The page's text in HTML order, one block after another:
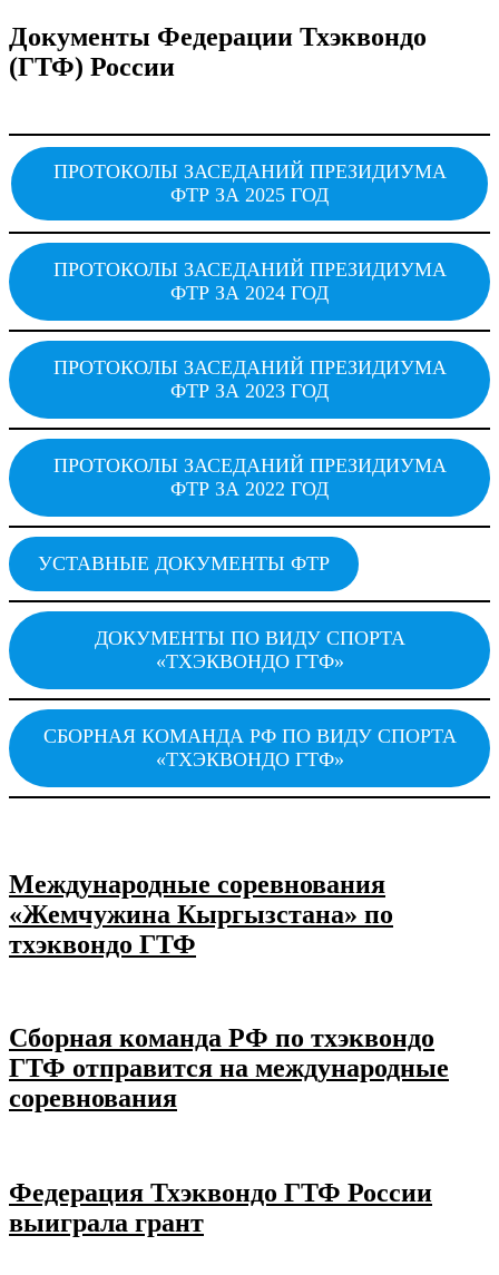
Документы Федерации Тхэквондо
(ГТФ) России
ПРОТОКОЛЫ ЗАСЕДАНИЙ ПРЕЗИДИУМА
ФТР ЗА 2025 ГОД
ПРОТОКОЛЫ ЗАСЕДАНИЙ ПРЕЗИДИУМА
ФТР ЗА 2024 ГОД
ПРОТОКОЛЫ ЗАСЕДАНИЙ ПРЕЗИДИУМА
ФТР ЗА 2023 ГОД
ПРОТОКОЛЫ ЗАСЕДАНИЙ ПРЕЗИДИУМА
ФТР ЗА 2022 ГОД
УСТАВНЫЕ ДОКУМЕНТЫ ФТР
ДОКУМЕНТЫ ПО ВИДУ СПОРТА
«ТХЭКВОНДО ГТФ»
СБОРНАЯ КОМАНДА РФ ПО ВИДУ СПОРТА
«ТХЭКВОНДО ГТФ»
Международные соревнования
«Жемчужина Кыргызстана» по
тхэквондо ГТФ
Сборная команда РФ по тхэквондо
ГТФ отправится на международные
соревнования
Федерация Тхэквондо ГТФ России
выиграла грант